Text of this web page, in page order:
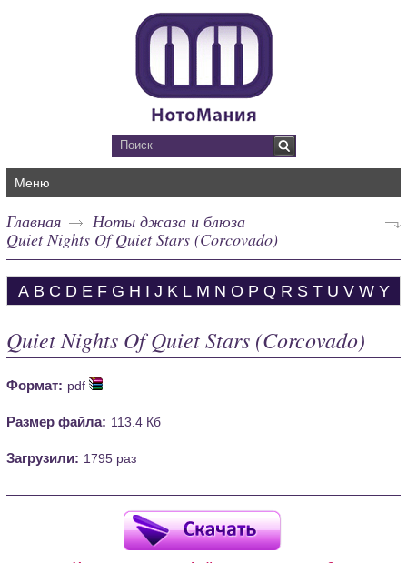
Меню
Главная
Ноты джаза и блюза
Quiet Nights Of Quiet Stars (Corcovado)
A B C D E F G H I J K L M N O P Q R S T U V W Y
Quiet Nights Of Quiet Stars (Corcovado)
Формат: pdf
Размер файла: 113.4 Кб
Загрузили: 1795 раз